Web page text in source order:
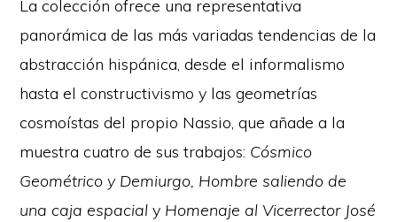
La colección ofrece una representativa
panorámica de las más variadas tendencias de la
abstracción hispánica, desde el informalismo
hasta el constructivismo y las geometrías
cosmoístas del propio Nassio, que añade a la
muestra cuatro de sus trabajos: Cósmico
Geométrico y Demiurgo, Hombre saliendo de
una caja espacial y Homenaje al Vicerrector José